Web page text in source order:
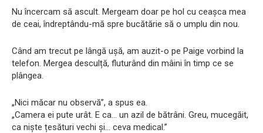
Nu încercam să ascult. Mergeam doar pe hol cu ​​ceașca mea
de ceai, îndreptându-mă spre bucătărie să o umplu din nou.
Când am trecut pe lângă ușă, am auzit-o pe Paige vorbind la
telefon. Mergea desculță, fluturând din mâini în timp ce se
plângea.
„Nici măcar nu observă”, a spus ea.
„Camera ei pute urât. E ca… un azil de bătrâni. Greu, mucegăit,
ca niște țesături vechi și… ceva medical.”